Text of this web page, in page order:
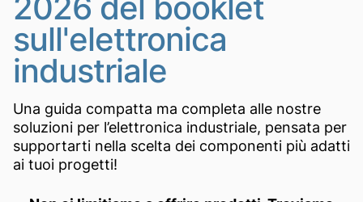
sull'elettronica
industriale
Una guida compatta ma completa alle nostre
soluzioni per l’elettronica industriale, pensata per
supportarti nella scelta dei componenti più adatti
ai tuoi progetti!